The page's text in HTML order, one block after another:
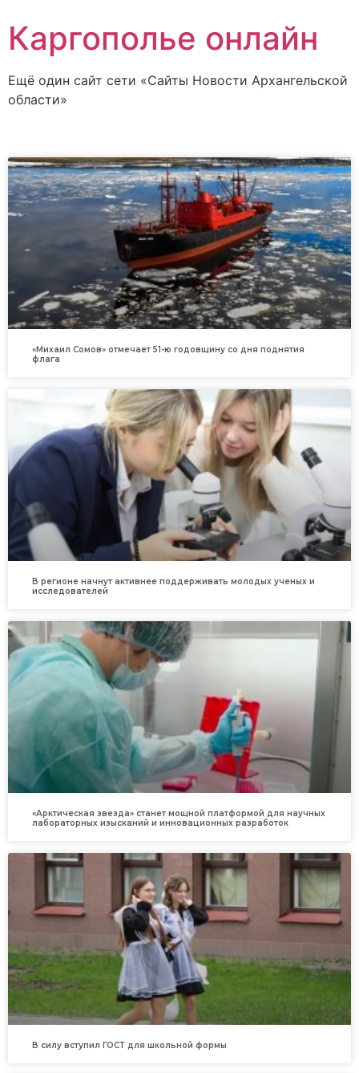
Каргополье онлайн
Ещё один сайт сети «Сайты Новости Архангельской
области»
«Михаил Сомов» отмечает 51-ю годовщину со дня поднятия
флага
В регионе начнут активнее поддерживать молодых ученых и
исследователей
«Арктическая звезда» станет мощной платформой для научных
лабораторных изысканий и инновационных разработок
В силу вступил ГОСТ для школьной формы